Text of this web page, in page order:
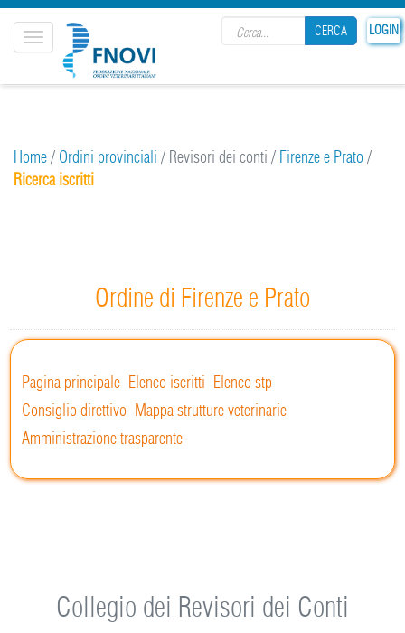
LOGIN
CERCA
Toggle
navigation
Home/ Ordini provinciali / Revisori dei conti / Firenze e Prato/
Ricerca iscritti
Ordine di Firenze e Prato
Pagina principale Elenco iscritti Elenco stp
Consiglio direttivo Mappa strutture veterinarie
Amministrazione trasparente
Collegio dei Revisori dei Conti